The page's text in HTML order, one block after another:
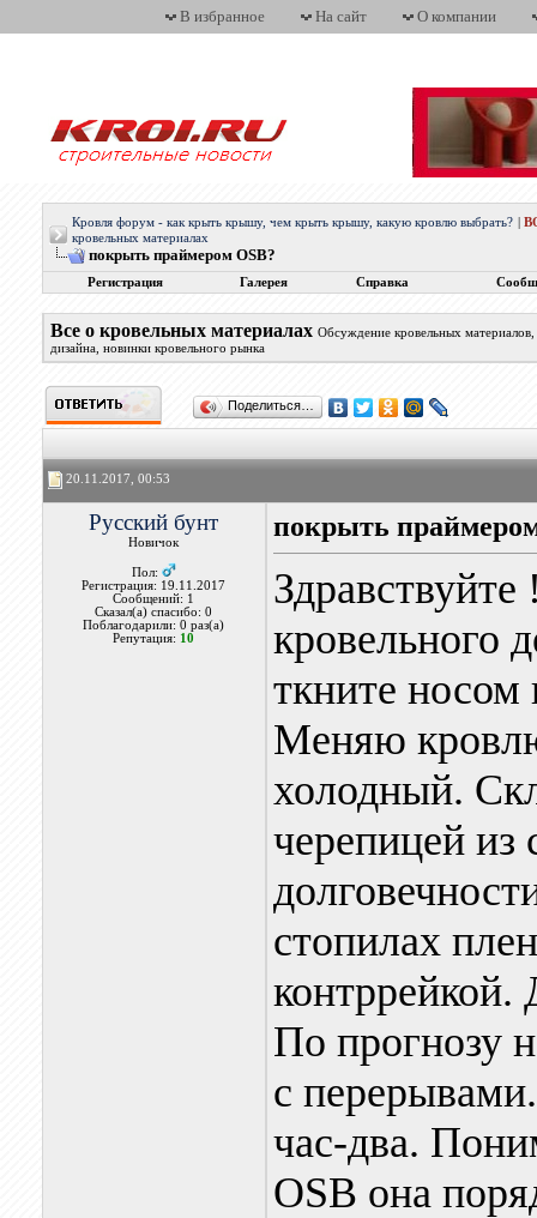
В избранное На сайт О компании
Кровля форум - как крыть крышу, чем крыть крышу, какую кровлю выбрать?
кровельных материалах
покрыть праймером OSB?
Регистрация Галерея Справка
Все о кровельных материалах Обсуждение кровельных
дизайна, новинки кровельного рынка
Поделиться…
20.11.2017, 00:53
Русский бунт
Новичок
Пол:
Регистрация: 19.11.2017
Сообщений: 1
Сказал(а) спасибо: 0
Поблагодарили: 0 раз(а)
Репутация: 10
покрыть
кровельного
ткните
Меняю
холодный.
черепицей из
стопилах
контррейкой.
По прогнозу
с
час-два.
OSB она